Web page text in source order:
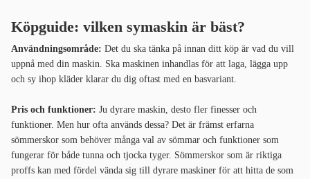
Köpguide: vilken symaskin är bäst?
Användningsområde: Det du ska tänka på innan ditt köp är vad du vill
uppnå med din maskin. Ska maskinen inhandlas för att laga, lägga upp
och sy ihop kläder klarar du dig oftast med en basvariant.
Pris och funktioner: Ju dyrare maskin, desto fler finesser och
funktioner. Men hur ofta används dessa? Det är främst erfarna
sömmerskor som behöver många val av sömmar och funktioner som
fungerar för både tunna och tjocka tyger. Sömmerskor som är riktiga
proffs kan med fördel vända sig till dyrare maskiner för att hitta de som